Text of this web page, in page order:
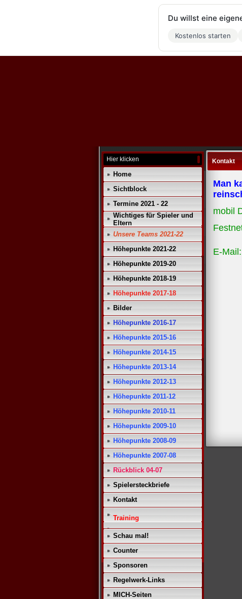
Hier klicken
Home
Sichtblock
Termine 2021 - 22
Wichtiges für Spieler und
Eltern
Unsere Teams 2021-22
Höhepunkte 2021-22
Höhepunkte 2019-20
Höhepunkte 2018-19
Höhepunkte 2017-18
Bilder
Höhepunkte 2016-17
Höhepunkte 2015-16
Höhepunkte 2014-15
Höhepunkte 2013-14
Höhepunkte 2012-13
Höhepunkte 2011-12
Höhepunkte 2010-11
Höhepunkte 2009-10
Höhepunkte 2008-09
Höhepunkte 2007-08
Rückblick 04-07
Spielersteckbriefe
Kontakt
Training
Schau mal!
Counter
Sponsoren
Regelwerk-Links
MICH-Seiten
Kontakt
Man
mobil
E-
Du willst eine
Kostenlos starten